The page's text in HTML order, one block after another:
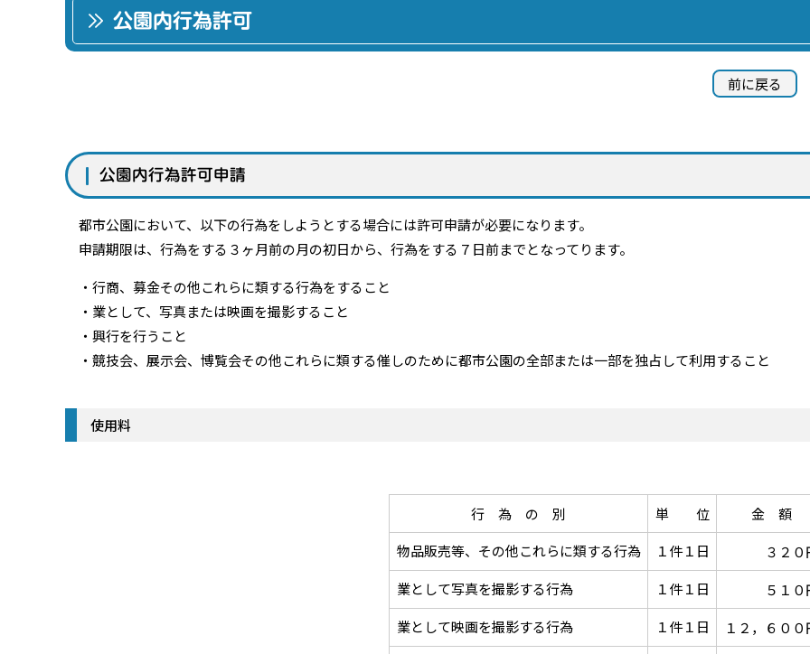
公園内行為許可
前に戻る
公園内行為許可申請
都市公園において、以下の行為をしようとする場合には許可申請が必要になります。
申請期限は、行為をする３ヶ月前の月の初日から、行為をする７日前までとなってります。
・行商、募金その他これらに類する行為をすること
・業として、写真または映画を撮影すること
・興行を行うこと
・競技会、展示会、博覧会その他これらに類する催しのために都市公園の全部または一部を独占して利用すること
使用料
行 為 の 別 単 位
金 額
物品販売等、その他これらに類する行為
１件１日
３２０
業として写真を撮影する行為
１件１日
５１０
業として映画を撮影する行為
１件１日
１２，６００